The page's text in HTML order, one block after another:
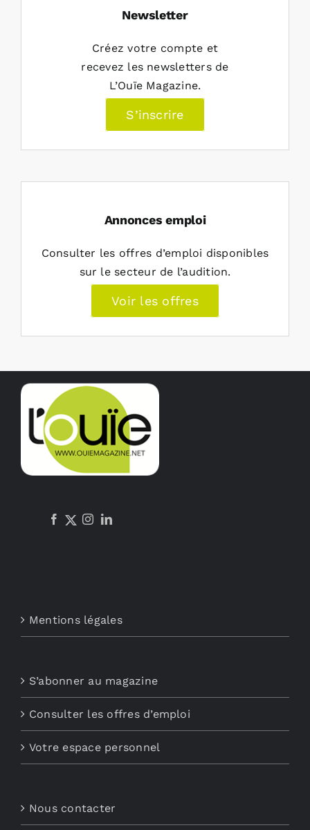
Newsletter
Créez votre compte et
recevez les newsletters de
L’Ouïe Magazine.
S’inscrire
Annonces emploi
Consulter les offres d’emploi disponibles
sur le secteur de l’audition.
Voir les offres
Mentions légales
S’abonner au magazine
Consulter les offres d’emploi
Votre espace personnel
Nous contacter